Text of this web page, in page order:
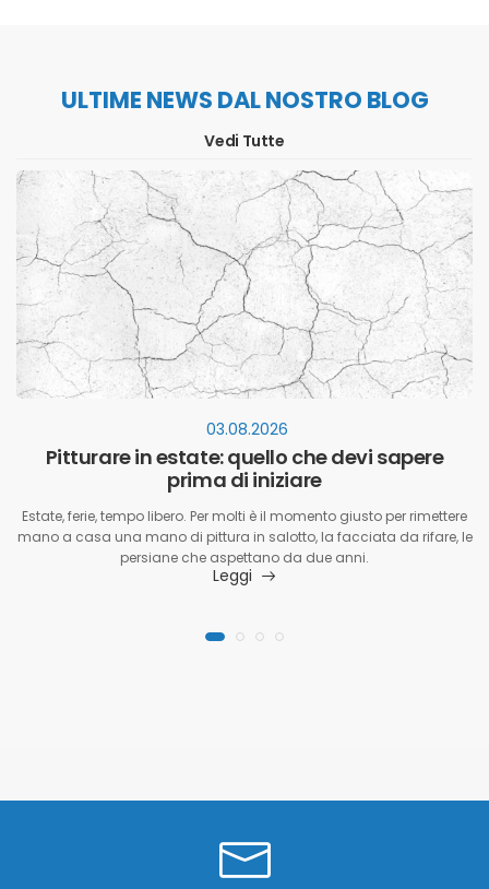
ULTIME NEWS DAL NOSTRO BLOG
Vedi Tutte
03.08.2026
Pitturare in estate: quello che devi sapere
prima di iniziare
Estate, ferie, tempo libero. Per molti è il momento giusto per rimettere
mano a casa una mano di pittura in salotto, la facciata da rifare, le
persiane che aspettano da due anni.
Leggi